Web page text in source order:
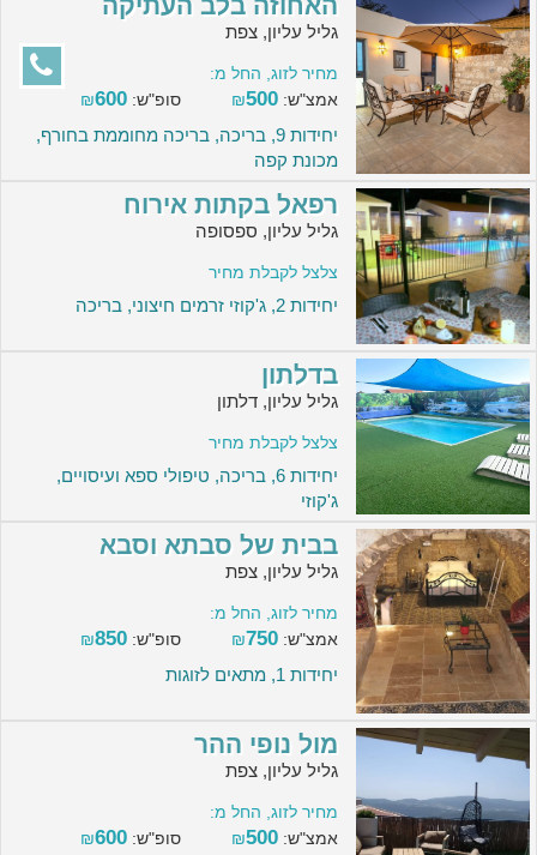
גליל עליון, צפת
מחיר לזוג, החל מ:
אמצ"ש:
₪500 סופ"ש: ₪600
יחידות 9, בריכה, בריכה מחוממת בחורף,
מכונת קפה
רפאל בקתות אירוח
גליל עליון, ספסופה
צלצל לקבלת מחיר
יחידות 2, ג'קוזי זרמים חיצוני, בריכה
בדלתון
גליל עליון, דלתון
צלצל לקבלת מחיר
יחידות 6, בריכה, טיפולי ספא ועיסויים,
ג'קוזי
בבית של סבתא וסבא
גליל עליון, צפת
מחיר לזוג, החל מ:
אמצ"ש:
₪750 סופ"ש: ₪850
יחידות 1, מתאים לזוגות
מול נופי ההר
גליל עליון, צפת
מחיר לזוג, החל מ:
אמצ"ש:
₪500 סופ"ש: ₪600